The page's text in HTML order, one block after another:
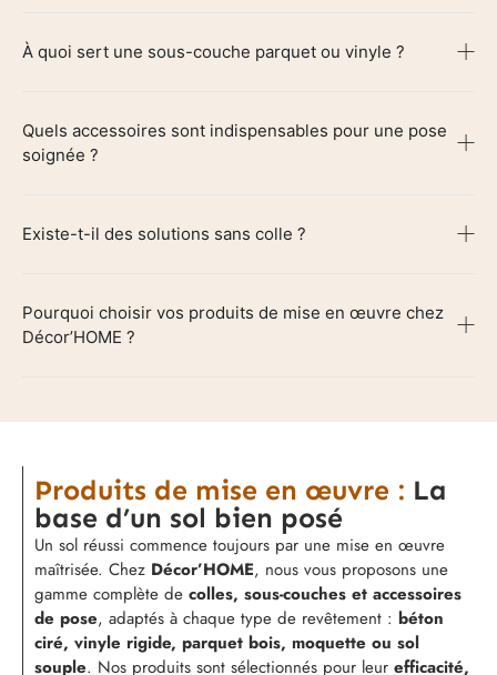
À quoi sert une sous-couche parquet ou vinyle ?
Quels accessoires sont indispensables pour une pose
soignée ?
Existe-t-il des solutions sans colle ?
Pourquoi choisir vos produits de mise en œuvre chez
Décor’HOME ?
Produits de mise en œuvre : La
base d’un sol bien posé
Un sol réussi commence toujours par une mise en œuvre
maîtrisée. Chez Décor’HOME, nous vous proposons une
gamme complète de colles, sous-couches et accessoires
de pose, adaptés à chaque type de revêtement : béton
ciré, vinyle rigide, parquet bois, moquette ou sol
souple. Nos produits sont sélectionnés pour leur efficacité,